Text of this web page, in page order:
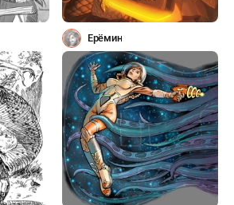
Ерёмин